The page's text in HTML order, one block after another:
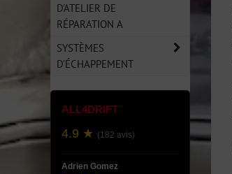
D'ATELIER DE
RÉPARATION A
SYSTÈMES
D'ÉCHAPPEMENT
ALL4DRIFT
4.9 ★ (182 avis)
Adrien Gomez